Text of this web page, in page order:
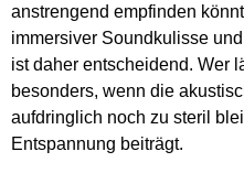
anstrengend empfinden
immersiver Soundkulisse
ist daher entscheidend. Wer
besonders, wenn die
aufdringlich noch zu steril
Entspannung beiträgt.